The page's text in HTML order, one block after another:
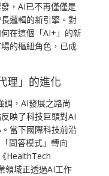
，AI已不再僅僅是
邏輯的新引擎。對
在這個「AI+」的新
的樞紐角色，已成
理」的進化
調，AI發展之路尚
映了科技巨頭對AI
當下國際科技前沿
問答模式」轉向
HealthTech
領域正透過AI工作